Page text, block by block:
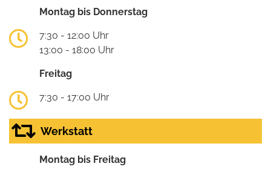
Montag bis Donnerstag
7:30 - 12:00 Uhr
13:00 - 18:00 Uhr
Freitag
7:30 - 17:00 Uhr
Werkstatt
Montag bis Freitag